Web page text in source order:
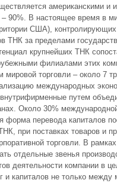
американскими и
– 90%. В настоящее время в
США),
ТНК за пределами
крупнейших ТНК
филиалами этих
мировой торговли – около 7
международных
путем
Около 30%
форма перевода капиталов
при поставках товаров и
торговли. В
отдельные звенья
деятельности компании в
и капиталов не только